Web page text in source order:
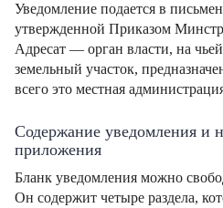
Уведомление подается в
утвержденной Приказом
Адресат — орган власти, на
земельный участок,
всего это местная
Содержание уведомления и
приложения
Бланк уведомления можно
Он содержит четыре раздела,